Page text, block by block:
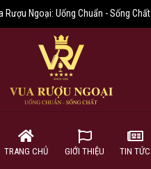
Rượu Ngoại: Uống Chuẩn - Sống Chất
TRANG CHỦ GIỚI THIỆU TIN TỨC